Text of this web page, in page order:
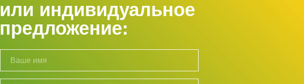
или индивидуальное
предложение: